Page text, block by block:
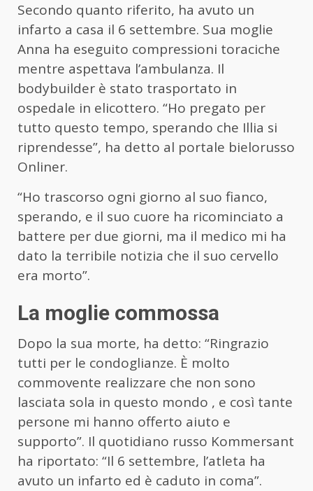
Secondo quanto riferito, ha avuto un
infarto a casa il 6 settembre. Sua moglie
Anna ha eseguito compressioni toraciche
mentre aspettava l’ambulanza. Il
bodybuilder è stato trasportato in
ospedale in elicottero. “Ho pregato per
tutto questo tempo, sperando che Illia si
riprendesse”, ha detto al portale bielorusso
Onliner.
“Ho trascorso ogni giorno al suo fianco,
sperando, e il suo cuore ha ricominciato a
battere per due giorni, ma il medico mi ha
dato la terribile notizia che il suo cervello
era morto”.
La moglie commossa
Dopo la sua morte, ha detto: “Ringrazio
tutti per le condoglianze. È molto
commovente realizzare che non sono
lasciata sola in questo mondo , e così tante
persone mi hanno offerto aiuto e
supporto”. Il quotidiano russo Kommersant
ha riportato: “Il 6 settembre, l’atleta ha
avuto un infarto ed è caduto in coma”.